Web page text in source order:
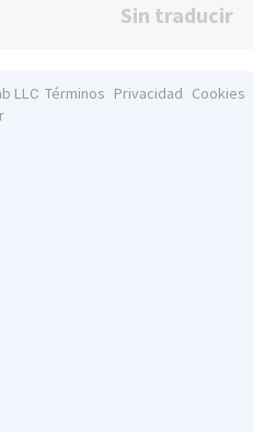
Sin traducir
LLC Términos Privacidad Cookies